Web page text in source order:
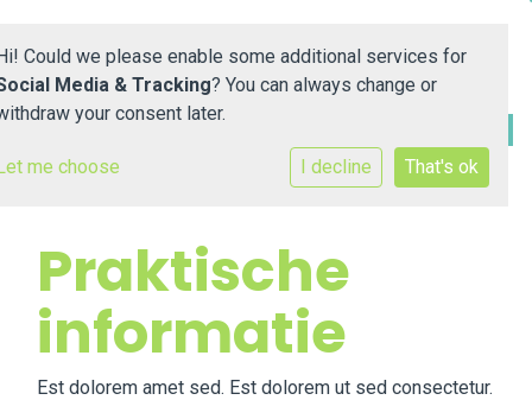
Home
Praktische informatie
Ouders
Praktische
informatie
Est dolorem amet sed. Est dolorem ut sed consectetur.
Could we please enable some additional services for
Media & Tracking? You can always change or
your consent later.
me choose I decline That's ok